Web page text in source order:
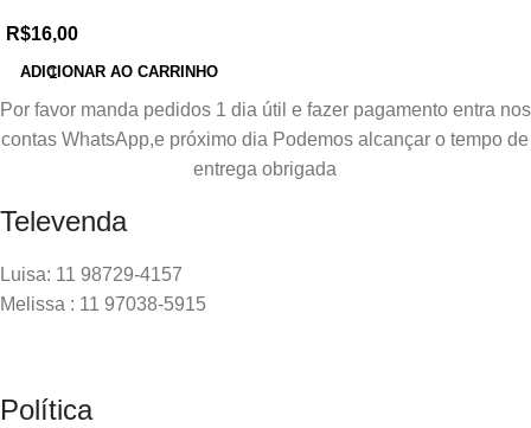
R$16,00
ADICIONAR AO CARRINHO
Por favor manda pedidos 1 dia útil e fazer pagamento entra nos
contas WhatsApp,e próximo dia Podemos alcançar o tempo de
entrega obrigada
Televenda
Luisa: 11 98729-4157
Melissa : 11 97038-5915
Política